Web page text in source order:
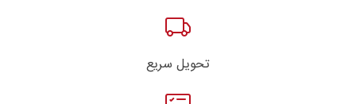
تحویل سریع